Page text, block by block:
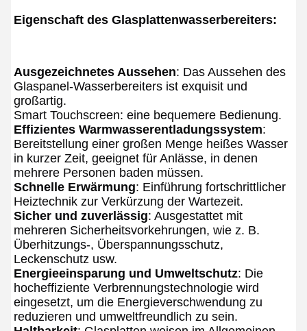
Eigenschaft des Glasplattenwasserbereiters:
Ausgezeichnetes Aussehen: Das Aussehen des
Glaspanel-Wasserbereiters ist exquisit und
großartig.
Smart Touchscreen: eine bequemere Bedienung.
Effizientes Warmwasserentladungssystem:
Bereitstellung einer großen Menge heißes Wasser
in kurzer Zeit, geeignet für Anlässe, in denen
mehrere Personen baden müssen.
Schnelle Erwärmung: Einführung fortschrittlicher
Heiztechnik zur Verkürzung der Wartezeit.
Sicher und zuverlässig: Ausgestattet mit
mehreren Sicherheitsvorkehrungen, wie z. B.
Überhitzungs-, Überspannungsschutz,
Leckenschutz usw.
Energieeinsparung und Umweltschutz: Die
hocheffiziente Verbrennungstechnologie wird
eingesetzt, um die Energieverschwendung zu
reduzieren und umweltfreundlich zu sein.